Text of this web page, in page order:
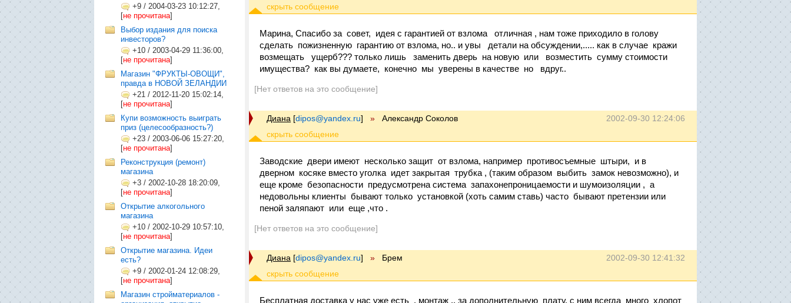
+9 / 2004-03-23 10:12:27,
[не прочитана]
Выбор издания для поиска
инвесторов?
+10 / 2003-04-29 11:36:00,
[не прочитана]
Магазин "ФРУКТЫ-ОВОЩИ",
правда в НОВОЙ ЗЕЛАНДИИ
+21 / 2012-11-20 15:02:14,
[не прочитана]
Купи возможность выиграть
приз (целесообразность?)
+23 / 2003-06-06 15:27:20,
[не прочитана]
Реконструкция (ремонт)
магазина
+3 / 2002-10-28 18:20:09,
[не прочитана]
Открытие алкогольного
магазина
+10 / 2002-10-29 10:57:10,
[не прочитана]
Открытие магазина. Идеи
есть?
+9 / 2002-01-24 12:08:29,
[не прочитана]
Магазин стройматериалов -
Марина, Спасибо за совет, идея с гарантией от взлома отличная , нам тоже приходило в голову
сделать пожизненную гарантию от взлома, но.. и увы детали на обсуждении,..... как в случае кражи
возмещать ущерб??? только лишь заменить дверь на новую или возместить сумму стоимости
имущества? как вы думаете, конечно мы уверены в качестве но вдруг..
[Нет ответов на это сообщение]
2002-09-30 12:24:06
Диана [dipos@yandex.ru] » Александр Соколов
Заводские двери имеют несколько защит от взлома, например противосъемные штыри, и в
дверном косяке вместо уголка идет закрытая трубка , (таким образом выбить замок невозможно), и
еще кроме безопасности предусмотрена система запахонепроницаемости и шумоизоляции , а
недовольны клиенты бывают только установкой (хоть самим ставь) часто бывают претензии или
пеной заляпают или еще ,что .
[Нет ответов на это сообщение]
2002-09-30 12:41:32
Диана [dipos@yandex.ru] » Брем
Бесплатная доставка у нас уже есть , монтаж .. за дополнительную плату, с ним всегда много хлопот